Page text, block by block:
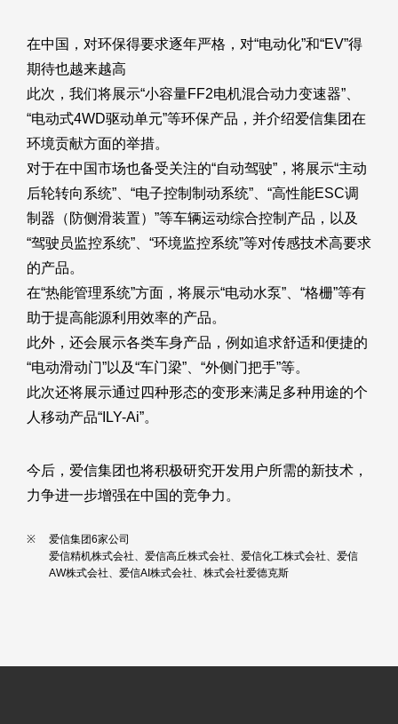
在中国，对环保得要求逐年严格，对“电动化”和“EV”得
期待也越来越高
此次，我们将展示“小容量FF2电机混合动力变速器”、
“电动式4WD驱动单元”等环保产品，并介绍爱信集团在
环境贡献方面的举措。
对于在中国市场也备受关注的“自动驾驶”，将展示“主动
后轮转向系统”、“电子控制制动系统”、“高性能ESC调
制器（防侧滑装置）”等车辆运动综合控制产品，以及
“驾驶员监控系统”、“环境监控系统”等对传感技术高要求
的产品。
在“热能管理系统”方面，将展示“电动水泵”、“格栅”等有
助于提高能源利用效率的产品。
此外，还会展示各类车身产品，例如追求舒适和便捷的
“电动滑动门”以及“车门梁”、“外侧门把手”等。
此次还将展示通过四种形态的变形来满足多种用途的个
人移动产品“ILY-Ai”。
今后，爱信集团也将积极研究开发用户所需的新技术，
力争进一步增强在中国的竞争力。
爱信集团6家公司
爱信精机株式会社、爱信高丘株式会社、爱信化工株式会社、爱信
AW株式会社、爱信AI株式会社、株式会社爱德克斯